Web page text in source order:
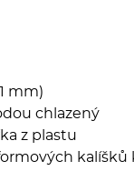
mm)
chlazený
z plastu